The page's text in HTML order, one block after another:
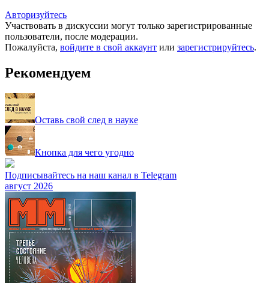
Авторизуйтесь
Участвовать в дискуссии могут только зарегистрированные
пользователи, после модерации.
Пожалуйста, войдите в свой аккаунт или зарегистрируйтесь.
Рекомендуем
Оставь свой след в науке
Кнопка для чего угодно
Подписывайтесь на наш канал в Telegram
август 2026